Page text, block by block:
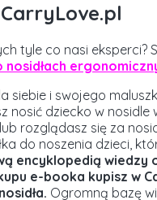
tyle co nasi
nosidłach
siebie i swojego
nosić dziecko w
rozglądasz się za
do noszenia dzieci,
encyklopedią wiedzy
e-booka kupisz w
Ogromną bazę